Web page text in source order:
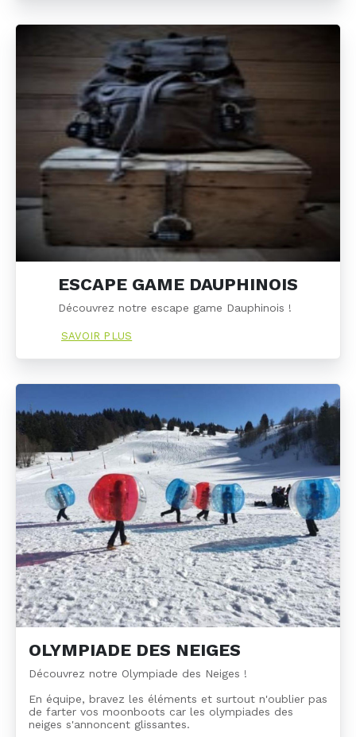
ESCAPE GAME DAUPHINOIS
Découvrez notre escape game Dauphinois !
SAVOIR PLUS
OLYMPIADE DES NEIGES
Découvrez notre Olympiade des Neiges !
En équipe, bravez les éléments et surtout n'oublier pas
de farter vos moonboots car les olympiades des
neiges s'annoncent glissantes.